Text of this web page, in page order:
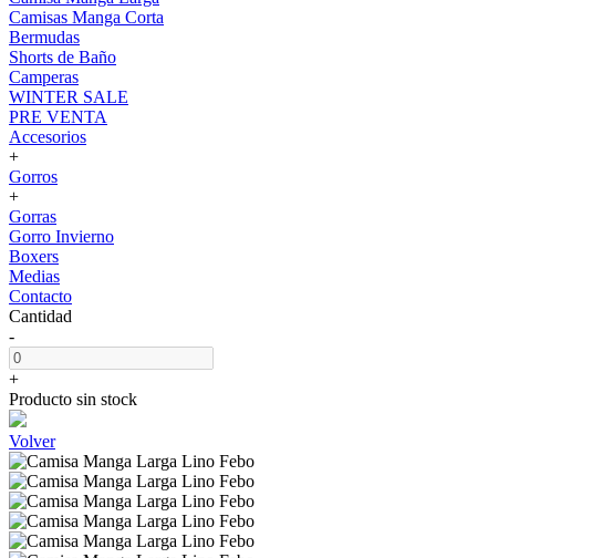
Camisas Manga Corta
Bermudas
Shorts de Baño
Camperas
WINTER SALE
PRE VENTA
Accesorios
+
Gorros
+
Gorras
Gorro Invierno
Boxers
Medias
Contacto
Cantidad
-
+
Producto sin stock
Volver